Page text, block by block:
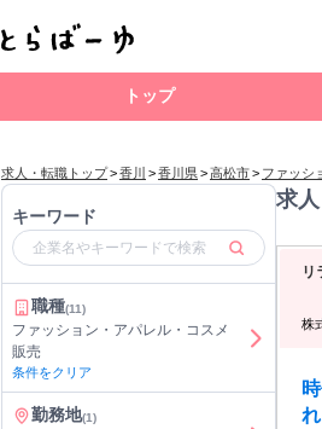
トップ
求人・転職トップ>香川 >香川県>高松市> ファッシ
キーワード
職種(11)
ファッション・アパレル・コスメ
販売
条件をクリア
勤務地(1)
求
リ
株